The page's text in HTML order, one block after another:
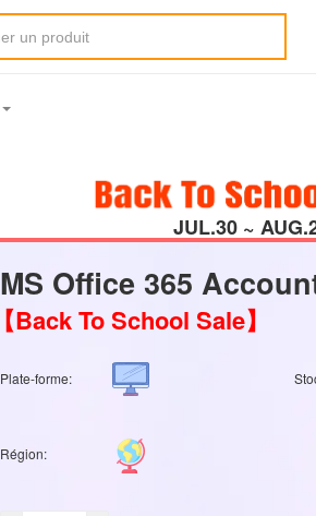
JUL.30 ~
MS Office 365
【Back To School Sale】
Plate-forme:
Région: